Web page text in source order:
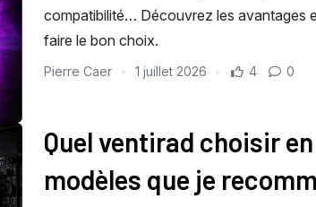
compatibilité… Découvrez les avantages
faire le bon choix.
Pierre Caer 1 juillet 2026 4 0
Quel ventirad choisir
modèles que je